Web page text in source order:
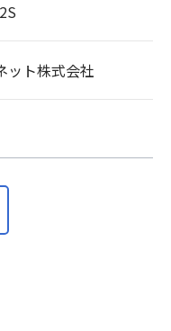
ット株式会社